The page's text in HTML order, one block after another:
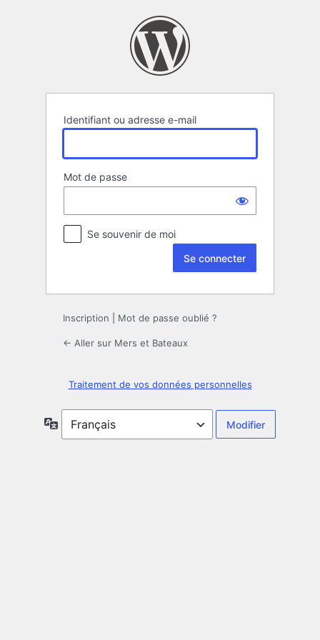
Identifiant ou adresse e-mail
Mot de passe
Se souvenir de moi
Inscription Mot de passe oublié ?
← Aller sur Mers et Bateaux
Traitement de vos données personnelles
Langue